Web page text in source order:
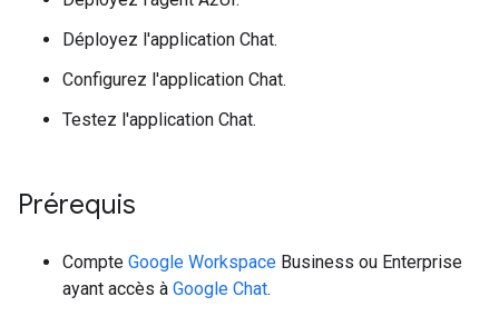
Déployez l'application Chat.
Configurez l'application Chat.
Testez l'application Chat.
Prérequis
Compte Google Workspace Business ou Enterprise
ayant accès à Google Chat.